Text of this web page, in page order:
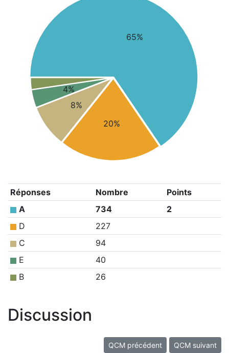
65%
20%
8%
4%
Réponses Nombre
Points
A
734
2
D
227
C
94
E
40
B
26
Discussion
QCM précédent QCM suivant